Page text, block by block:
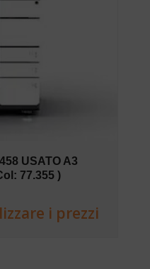
USATO A3
77.355 )
i prezzi